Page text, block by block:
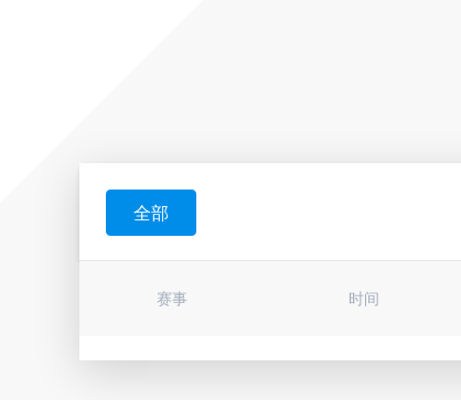
全部
赛事 时间